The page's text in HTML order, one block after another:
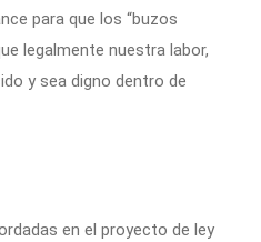
para que los “buzos
legalmente nuestra labor,
y sea digno dentro de
en el proyecto de ley